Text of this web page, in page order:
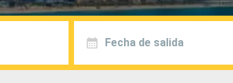
Fecha de salida